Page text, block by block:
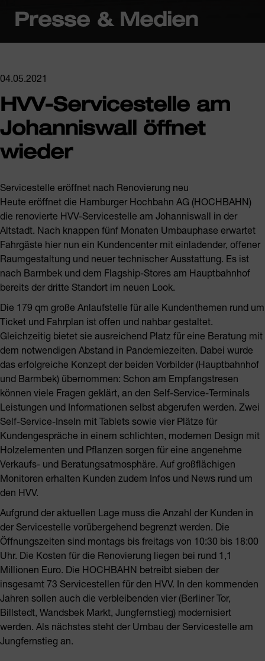
Presse & Medien
04.05.2021
HVV-Servicestelle am
Johanniswall öffnet
wieder
Servicestelle eröffnet nach Renovierung neu
Heute eröffnet die Hamburger Hochbahn AG (HOCHBAHN)
die renovierte HVV-Servicestelle am Johanniswall in der
Altstadt. Nach knappen fünf Monaten Umbauphase erwartet
Fahrgäste hier nun ein Kundencenter mit einladender, offener
Raumgestaltung und neuer technischer Ausstattung. Es ist
nach Barmbek und dem Flagship-Stores am Hauptbahnhof
bereits der dritte Standort im neuen Look.
Die 179 qm große Anlaufstelle für alle Kundenthemen rund um
Ticket und Fahrplan ist offen und nahbar gestaltet.
Gleichzeitig bietet sie ausreichend Platz für eine Beratung mit
dem notwendigen Abstand in Pandemiezeiten. Dabei wurde
das erfolgreiche Konzept der beiden Vorbilder (Hauptbahnhof
und Barmbek) übernommen: Schon am Empfangstresen
können viele Fragen geklärt, an den Self-Service-Terminals
Leistungen und Informationen selbst abgerufen werden. Zwei
Self-Service-Inseln mit Tablets sowie vier Plätze für
Kundengespräche in einem schlichten, modernen Design mit
Holzelementen und Pflanzen sorgen für eine angenehme
Verkaufs- und Beratungsatmosphäre. Auf großflächigen
Monitoren erhalten Kunden zudem Infos und News rund um
den HVV.
Aufgrund der aktuellen Lage muss die Anzahl der Kunden in
der Servicestelle vorübergehend begrenzt werden. Die
Öffnungszeiten sind montags bis freitags von 10:30 bis 18:00
Uhr. Die Kosten für die Renovierung liegen bei rund 1,1
Millionen Euro. Die HOCHBAHN betreibt sieben der
insgesamt 73 Servicestellen für den HVV. In den kommenden
Jahren sollen auch die verbleibenden vier (Berliner Tor,
Billstedt, Wandsbek Markt, Jungfernstieg) modernisiert
werden. Als nächstes steht der Umbau der Servicestelle am
Jungfernstieg an.